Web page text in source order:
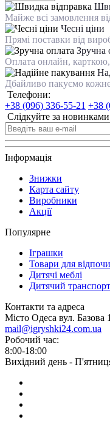
Майже всі замовлення
Чесні ціни
Прямі поставки від
Зручна
Оплата онлайн, карткою,
Дбайливо пакуємо
Телефони:
+38 (096) 336-55-21 +38
Слідкуйте за
Інформація
Знижки
Карта сайту
Виробники
Акції
Популярне
Іграшки
Товари для
Дитячі меблі
Дитячий транспорт
Контакти та адреса
Місто Одеса вул. Базова
mail@igryshki24.com.ua
Робочий час:
8:00-18:00
Вихідний день -